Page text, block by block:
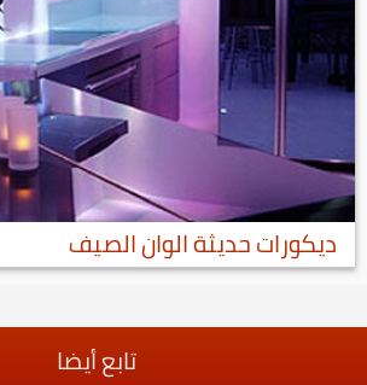
ديكورات حديثة الوان الصيف
تابع أيضا